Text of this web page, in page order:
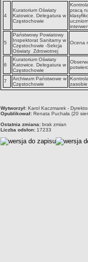
4
Kuratorium Oświaty
Katowice. Delegatura w
Częstochowie
pracą
5
Państwowy Powiatowy
Inspektorat Sanitarny w
Częstochowie -Sekcja
Oświaty Zdrowotnej
Ocena
6
Kuratorium Oświaty
Katowice. Delegatura w
Częstochowie
7
Archiwum Państwowe w
Częstochowie
metryczka
Wytworzył: Karol Kaczmarek -
Opublikował: Renata Puchała (20
Ostatnia zmiana: brak zmian
Liczba odsłon: 17233